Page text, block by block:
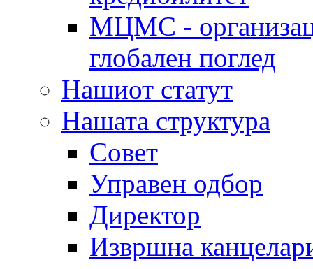
МЦМС -
глобален поглед
Нашиот статут
Нашата структура
Совет
Управен одбор
Директор
Извршна